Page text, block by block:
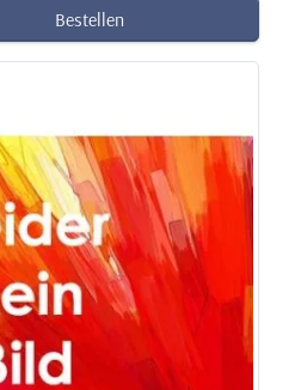
Bestellen